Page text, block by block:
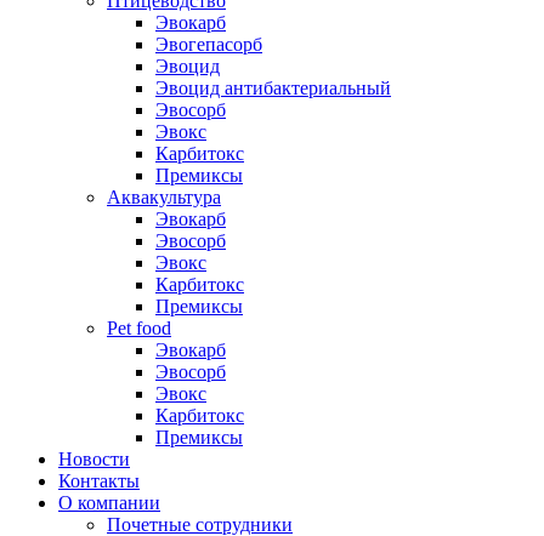
Эвокарб
Эвогепасорб
Эвоцид
Эвоцид антибактериальный
Эвосорб
Эвокс
Карбитокс
Премиксы
Аквакультура
Эвокарб
Эвосорб
Эвокс
Карбитокс
Премиксы
Pet food
Эвокарб
Эвосорб
Эвокс
Карбитокс
Премиксы
Новости
Контакты
О компании
Почетные сотрудники